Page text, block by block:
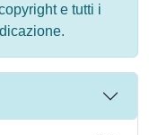
e tutti i